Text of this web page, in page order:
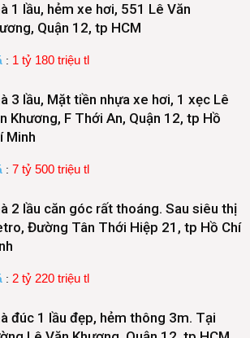
1 lầu, hẻm xe hơi, 551 Lê Văn
Quận 12, tp HCM
: 1 tỷ 180 triệu tl
3 lầu, Mặt tiền nhựa xe hơi, 1 xẹc Lê
Khương, F Thới An, Quận 12, tp Hồ
Minh
: 7 tỷ 500 triệu tl
2 lầu căn góc rất thoáng. Sau siêu thị
Đường Tân Thới Hiệp 21, tp Hồ Chí
: 2 tỷ 220 triệu tl
đúc 1 lầu đẹp, hẻm thông 3m. Tại